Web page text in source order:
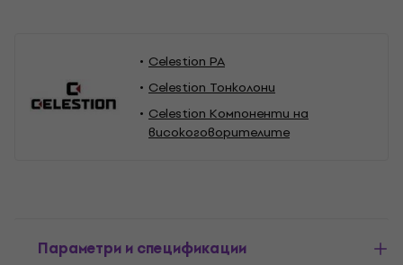
Celestion PA
Celestion Тонколони
Celestion Компоненти на
високоговорителите
Параметри и спецификации